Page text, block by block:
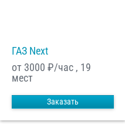
ГАЗ Next
от 3000 ₽/час , 19
мест
Заказать